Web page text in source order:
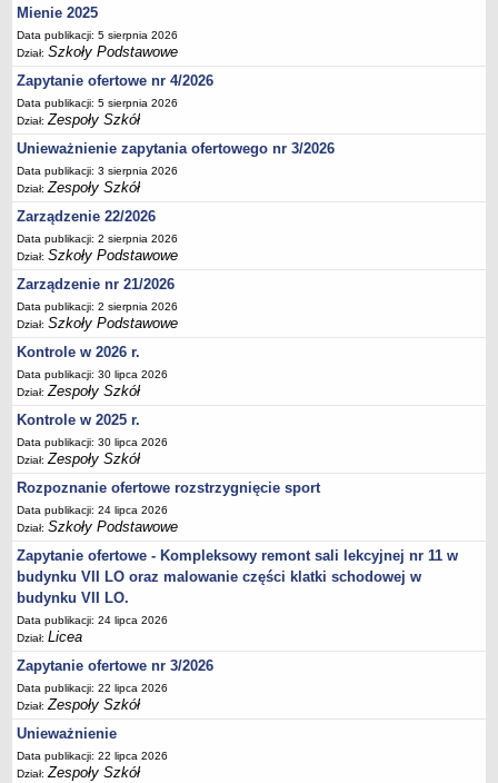
Ogłoszenie
Zarządzenia
Kontrole
Rejestry, ewidencje, archiwa
Sprawozdania
Deklaracja dostępności
PORADNIE PSYCHOLOGICZNO-PEDAGOGICZNE
Zespół Poradni
BIURO FINANSÓW OŚWIATY
Dane podstawowe
Statut
Majątek
Godziny dyżurów
Ogłoszenia
Zarządzenia
Rejestry, ewidencje, archiwa
Kontrole
PONOWNE WYKORZYSTYWANIE
Sprawozdania
Deklaracja dostępności
DEKLARACJA DOSTĘPNOŚCI
OŚWIADCZENIA MAJĄTKOWE
UDOSTĘPNIANIE INFORMACJI PUBLICZNEJ
OCHRONA DANYCH OSOBOWYCH
Mienie 2025
Data publikacji: 5 sierpnia 2026
Dział:Szkoły Podstawowe
Zapytanie ofertowe nr 4/2026
Data publikacji: 5 sierpnia 2026
Dział:Zespoły Szkół
Unieważnienie zapytania ofertowego nr 3/2026
Data publikacji: 3 sierpnia 2026
Dział:Zespoły Szkół
Zarządzenie 22/2026
Data publikacji: 2 sierpnia 2026
Dział:Szkoły Podstawowe
Zarządzenie nr 21/2026
Data publikacji: 2 sierpnia 2026
Dział:Szkoły Podstawowe
Kontrole w 2026 r.
Data publikacji: 30 lipca 2026
Dział:Zespoły Szkół
Kontrole w 2025 r.
Data publikacji: 30 lipca 2026
Dział:Zespoły Szkół
Rozpoznanie ofertowe rozstrzygnięcie sport
Data publikacji: 24 lipca 2026
Dział:Szkoły Podstawowe
Zapytanie ofertowe - Kompleksowy remont sali lekcyjnej nr 11 w
budynku VII LO oraz malowanie części klatki schodowej w
budynku VII LO.
Data publikacji: 24 lipca 2026
Dział:Licea
Zapytanie ofertowe nr 3/2026
Data publikacji: 22 lipca 2026
Dział:Zespoły Szkół
Unieważnienie
Data publikacji: 22 lipca 2026
Dział:Zespoły Szkół